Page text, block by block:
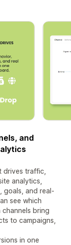
and
drives traffic,
analytics,
goals, and real-
see which
bring
to campaigns,
in one